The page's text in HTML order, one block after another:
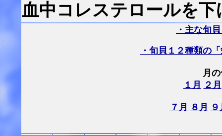
血中コレステロールを下
・主な旬
・旬貝１２種類の
月
１月
２月
７月 ８月